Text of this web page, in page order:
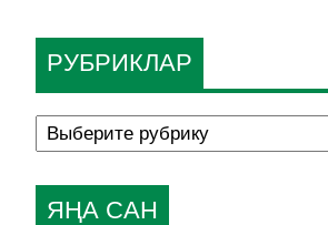
РУБРИКЛАР
ЯҢА САН